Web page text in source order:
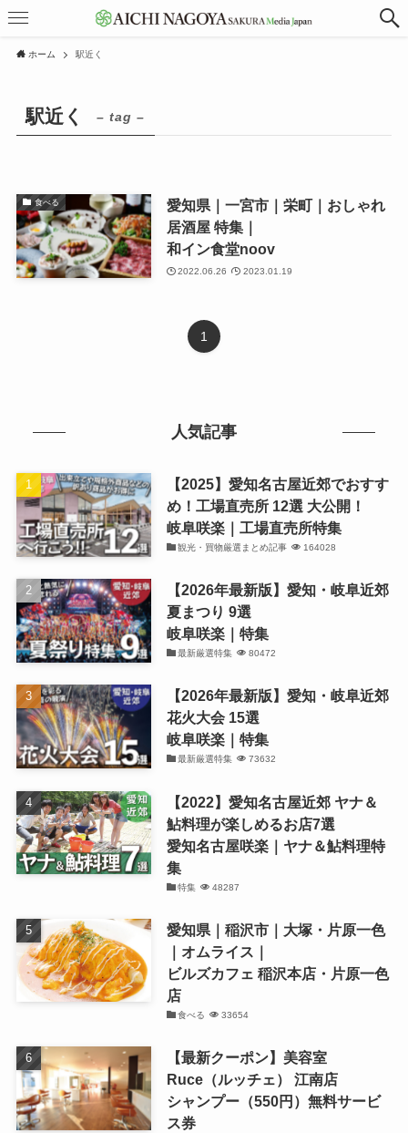
ホーム 駅近く
駅近く – tag –
食べる
愛知県｜一宮市｜栄町｜おしゃれ
居酒屋 特集｜
和イン食堂noov
2022.06.26 2023.01.19
1
人気記事
【2025】愛知名古屋近郊でおすす
め！工場直売所 12選 大公開！
岐阜咲楽｜工場直売所特集
観光・買物厳選まとめ記事 164028
【2026年最新版】愛知・岐阜近郊
夏まつり 9選
岐阜咲楽｜特集
最新厳選特集 80472
【2026年最新版】愛知・岐阜近郊
花火大会 15選
岐阜咲楽｜特集
最新厳選特集 73632
【2022】愛知名古屋近郊 ヤナ＆
鮎料理が楽しめるお店7選
愛知名古屋咲楽｜ヤナ＆鮎料理特
集
特集 48287
愛知県｜稲沢市｜大塚・片原一色
｜オムライス｜
ビルズカフェ 稲沢本店・片原一色
店
食べる 33654
【最新クーポン】美容室
Ruce（ルッチェ） 江南店
シャンプー（550円）無料サービ
ス券